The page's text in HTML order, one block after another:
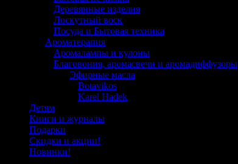
Деревянные изделия
Лоскутный воск
Посуда и Бытовая техника
Ароматерапия
Аромалампы и кулоны
Благовония, аромасвечи и аромадиффузоры
Эфирные масла
Botavikos
Karel Hadek
Детям
Книги и журналы
Подарки
Скидки и акции!
Новинки!